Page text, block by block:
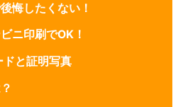
悔したくない！
ニ印刷でOK！
と証明写真